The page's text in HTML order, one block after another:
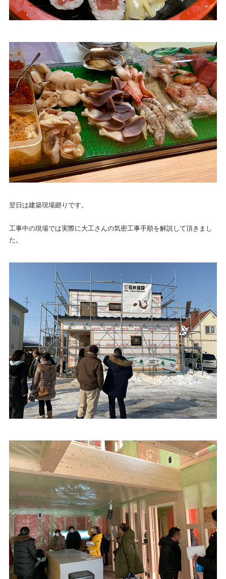
翌日は建築現場廻りです。
工事中の現場では実際に大工さんの気密工事手順を解説して頂きまし
た。